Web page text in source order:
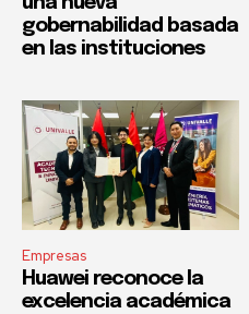
gobernabilidad basada
en las instituciones
Empresas
Huawei reconoce la
excelencia académica